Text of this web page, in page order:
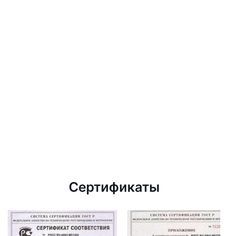
Сертификаты